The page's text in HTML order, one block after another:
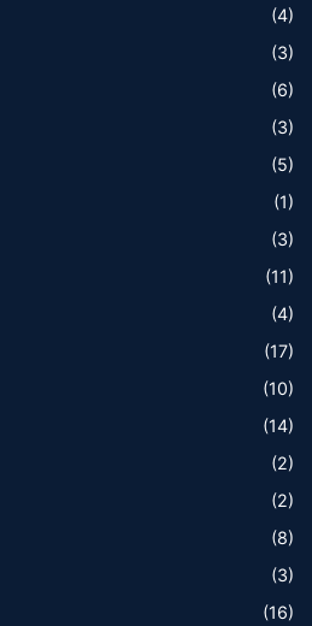
(4)
(3)
(6)
(3)
(5)
(1)
(3)
(11)
(4)
(17)
(10)
(14)
(2)
(2)
(8)
(3)
(16)